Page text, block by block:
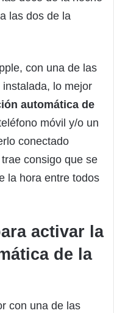
las dos de la
con una de las
instalada, lo mejor
automática de
móvil y/o un
conectado
consigo que se
la hora entre todos
activar la
de la
con una de las